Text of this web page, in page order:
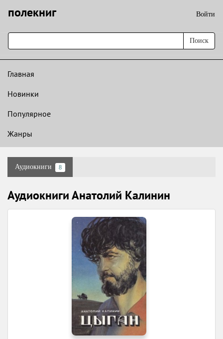
полекниг Войти
Поиск
Главная
Новинки
Популярное
Жанры
Аудиокниги 8
Аудиокниги Анатолий Калинин